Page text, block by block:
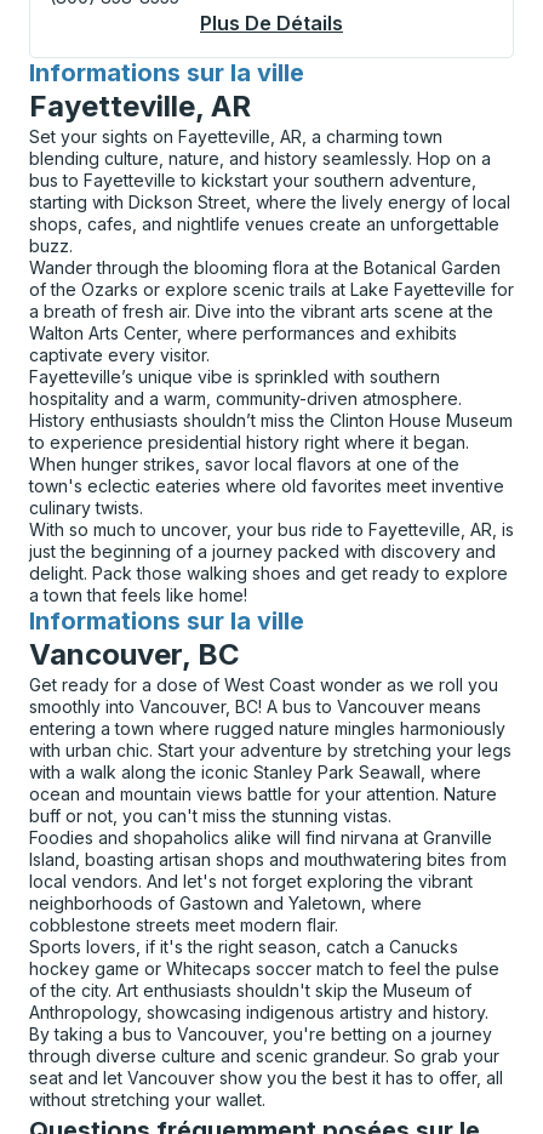
Plus De Détails
Informations sur la ville
pour
Fayetteville, AR
Set your sights on Fayetteville, AR, a charming town
blending culture, nature, and history seamlessly. Hop on a
bus to Fayetteville to kickstart your southern adventure,
starting with Dickson Street, where the lively energy of local
shops, cafes, and nightlife venues create an unforgettable
buzz.
Wander through the blooming flora at the Botanical Garden
of the Ozarks or explore scenic trails at Lake Fayetteville for
a breath of fresh air. Dive into the vibrant arts scene at the
Walton Arts Center, where performances and exhibits
captivate every visitor.
Fayetteville’s unique vibe is sprinkled with southern
hospitality and a warm, community-driven atmosphere.
History enthusiasts shouldn’t miss the Clinton House Museum
to experience presidential history right where it began.
When hunger strikes, savor local flavors at one of the
town's eclectic eateries where old favorites meet inventive
culinary twists.
With so much to uncover, your bus ride to Fayetteville, AR, is
just the beginning of a journey packed with discovery and
delight. Pack those walking shoes and get ready to explore
a town that feels like home!
Informations sur la ville
pour
Vancouver, BC
Get ready for a dose of West Coast wonder as we roll you
smoothly into Vancouver, BC! A bus to Vancouver means
entering a town where rugged nature mingles harmoniously
with urban chic. Start your adventure by stretching your legs
with a walk along the iconic Stanley Park Seawall, where
ocean and mountain views battle for your attention. Nature
buff or not, you can't miss the stunning vistas.
Foodies and shopaholics alike will find nirvana at Granville
Island, boasting artisan shops and mouthwatering bites from
local vendors. And let's not forget exploring the vibrant
neighborhoods of Gastown and Yaletown, where
cobblestone streets meet modern flair.
Sports lovers, if it's the right season, catch a Canucks
hockey game or Whitecaps soccer match to feel the pulse
of the city. Art enthusiasts shouldn't skip the Museum of
Anthropology, showcasing indigenous artistry and history.
By taking a bus to Vancouver, you're betting on a journey
through diverse culture and scenic grandeur. So grab your
seat and let Vancouver show you the best it has to offer, all
without stretching your wallet.